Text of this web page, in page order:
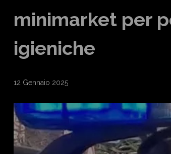
minimarket per
igieniche
12 Gennaio 2025